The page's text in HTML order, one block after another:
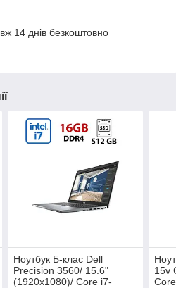
14 днів безкоштовно
Ноутбук Б-клас Dell
Precision 3560/ 15.6"
(1920x1080)/ Core i7-
15v